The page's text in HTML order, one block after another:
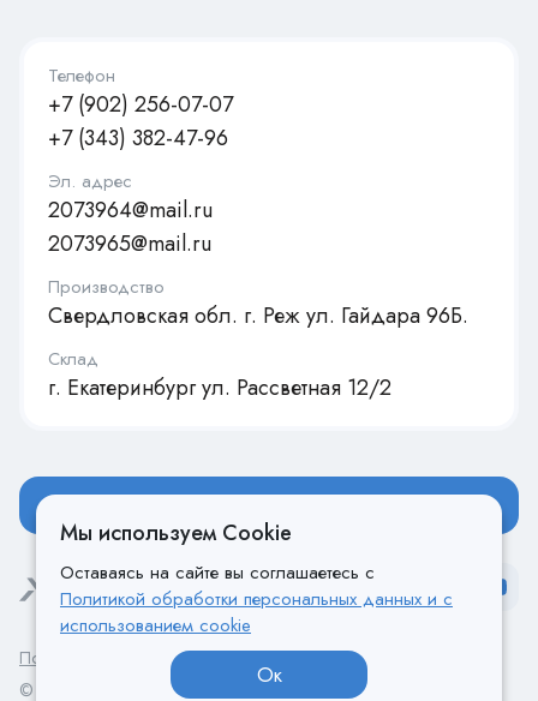
Телефон
+7 (902) 256-07-07
+7 (343) 382-47-96
Эл. адрес
2073964@mail.ru
2073965@mail.ru
Производство
Свердловская обл. г. Реж ул. Гайдара 96Б.
Склад
г. Екатеринбург ул. Рассветная 12/2
Политика конфиденциальности
© Все права защищены
Мы используем Cookie
Оставаясь на сайте вы соглашаетесь с
Политикой обработки персональных данных и с
использованием cookie
Ок